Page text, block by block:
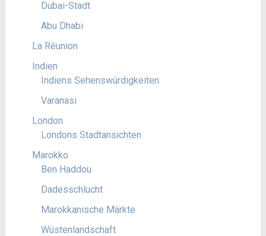
Dubai-Stadt
Abu Dhabi
La Réunion
Indien
Indiens Sehenswürdigkeiten
Varanasi
London
Londons Stadtansichten
Marokko
Ben Haddou
Dadesschlucht
Marokkanische Märkte
Wüstenlandschaft